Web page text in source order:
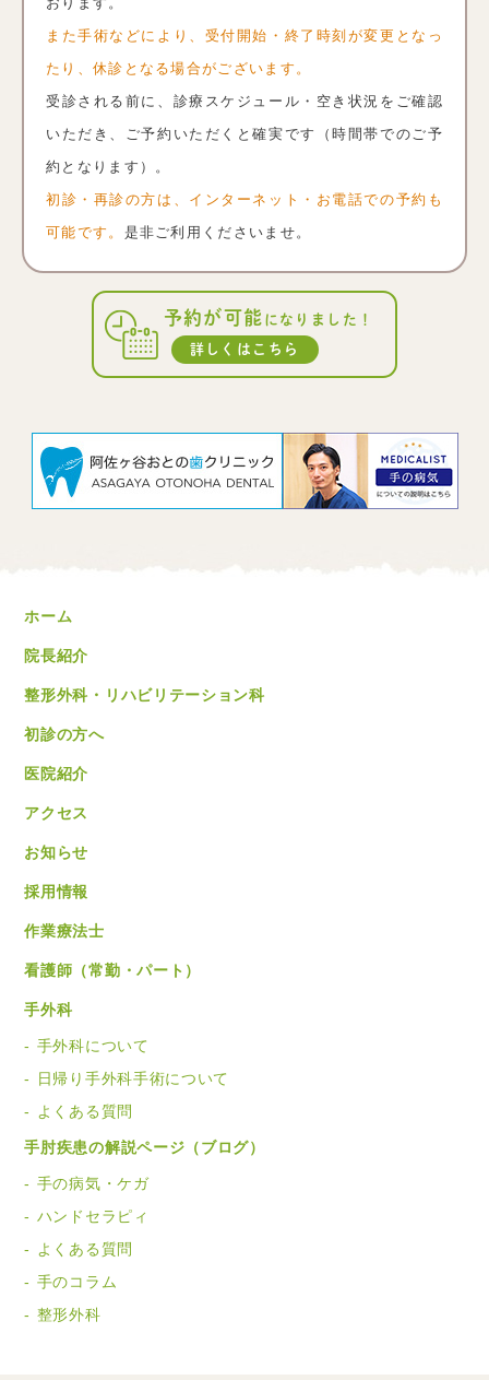
また手術などにより、受付開始・終了時刻が変更となっ
たり、休診となる場合がございます。
受診される前に、診療スケジュール・空き状況をご確認
いただき、ご予約いただくと確実です（時間帯でのご予
約となります）。
初診・再診の方は、インターネット・お電話での予約も
可能です。 是非ご利用くださいませ。
予約が可能 になりました！
詳しくはこちら
ホーム
院長紹介
整形外科・リハビリテーション科
初診の方へ
医院紹介
アクセス
お知らせ
採用情報
作業療法士
看護師（常勤・パート）
手外科
手外科について
日帰り手外科手術について
よくある質問
手肘疾患の解説ページ（ブログ）
手の病気・ケガ
ハンドセラピィ
よくある質問
手のコラム
整形外科